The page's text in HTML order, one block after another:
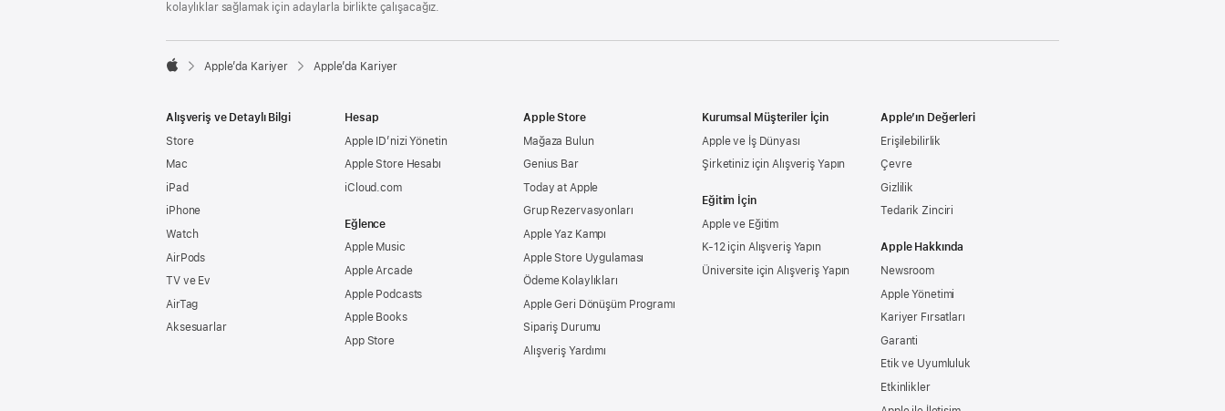
kolaylıklar sağlamak için adaylarla birlikte çalışacağız.

Apple’da Kariyer Apple’da Kariyer
Alışveriş ve Detaylı Bilgi
Store
Mac
iPad
iPhone
Watch
AirPods
TV ve Ev
AirTag
Aksesuarlar
Hesap
Apple ID’nizi Yönetin
Apple Store Hesabı
iCloud.com
Eğlence
Apple Music
Apple Arcade
Apple Podcasts
Apple Books
App Store
Apple Store
Mağaza Bulun
Genius Bar
Today at Apple
Grup Rezervasyonları
Apple Yaz Kampı
Apple Store Uygulaması
Ödeme Kolaylıkları
Apple Geri Dönüşüm Programı
Sipariş Durumu
Alışveriş Yardımı
Kurumsal Müşteriler İçin
Apple ve İş Dünyası
Şirketiniz için Alışveriş Yapın
Eğitim İçin
Apple ve Eğitim
K-12 için Alışveriş Yapın
Üniversite için Alışveriş Yapın
Apple’ın Değerleri
Erişilebilirlik
Çevre
Gizlilik
Tedarik Zinciri
Apple Hakkında
Newsroom
Apple Yönetimi
Kariyer Fırsatları
Garanti
Etik ve Uyumluluk
Etkinlikler